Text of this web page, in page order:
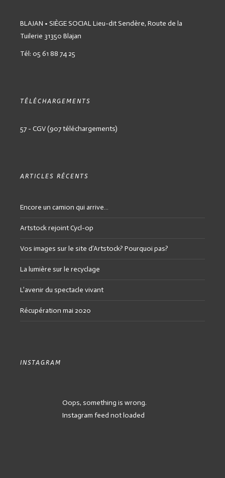
BLAJAN • SIÈGE SOCIALLieu-dit Sendère, Route de la
Tuilerie 31350 Blajan
Tél: 05 61 88 74 25
TÉLÉCHARGEMENTS
57 - CGV (907 téléchargements)
ARTICLES RÉCENTS
Encore un camion qui arrive…
Artstock rejoint Cycl-op
Vos images sur le site d’Artstock? Pourquoi pas?
La lumière sur le recyclage
L’avenir du spectacle vivant
Récupération mai 2020
INSTAGRAM
Oops, something is wrong.
Instagram feed not loaded